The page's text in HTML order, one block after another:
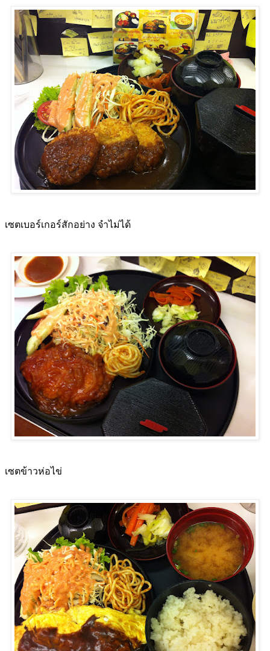
เซตเบอร์เกอร์สักอย่าง จำไม่ได้
เซตข้าวห่อไข่